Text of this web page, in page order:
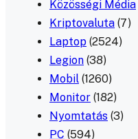
Közösségi Média
Kriptovaluta (7)
Laptop (2524)
Legion (38)
Mobil (1260)
Monitor (182)
Nyomtatás (3)
PC (594)